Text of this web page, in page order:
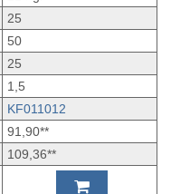
25
50
25
1,5
KF011012
91,90**
109,36**